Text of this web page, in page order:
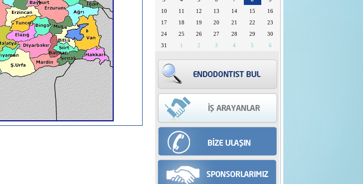
10
11 12 13 14 15
16
17
18 19 20 21 22
23
24
25 26 27 28 29
30
31
1 2 3 4 5 6